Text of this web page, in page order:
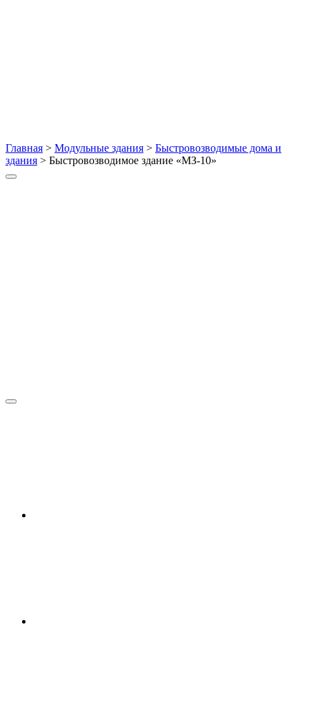
Главная > Модульные здания > Быстровозводимые дома и
здания > Быстровозводимое здание «МЗ-10»